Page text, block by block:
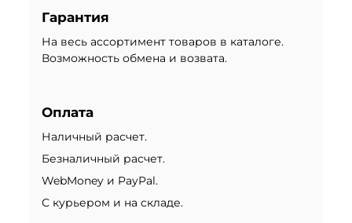
Гарантия
На весь ассортимент товаров в каталоге.
Возможность обмена и возвата.
Оплата
Наличный расчет.
Безналичный расчет.
WebMoney и PayPal.
С курьером и на складе.